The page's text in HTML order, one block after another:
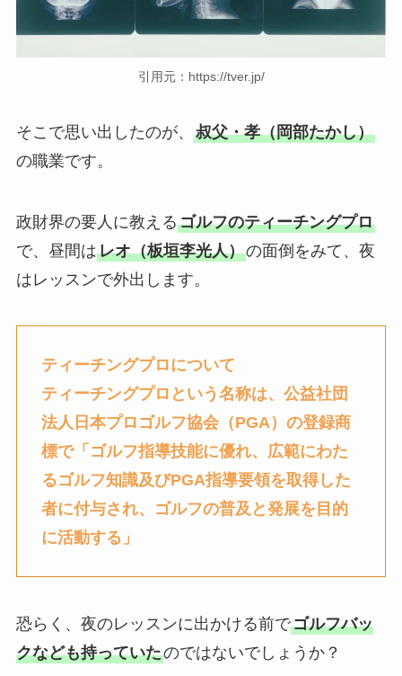
引用元：https://tver.jp/
そこで思い出したのが、 叔父・孝（岡部たかし）
の職業です。
政財界の要人に教えるゴルフのティーチングプロ
で、昼間はレオ（板垣李光人）の面倒をみて、夜
はレッスンで外出します。
ティーチングプロについて
ティーチングプロという名称は、公益社団
法人日本プロゴルフ協会（PGA）の登録商
標で「ゴルフ指導技能に優れ、広範にわた
るゴルフ知識及びPGA指導要領を取得した
者に付与され、ゴルフの普及と発展を目的
に活動する」
恐らく、夜のレッスンに出かける前でゴルフバッ
クなども持っていたのではないでしょうか？